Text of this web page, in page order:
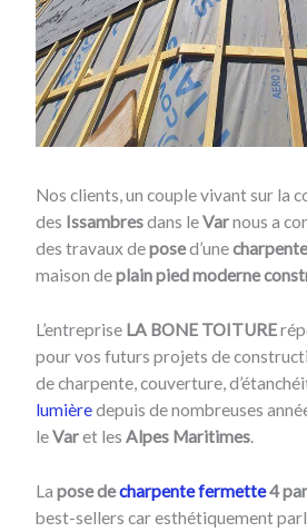
Nos clients, un couple vivant sur la
des Issambresdans leVarnous a
des travaux deposed’une
maison deplain pied moderne
L’entreprise LA BONE TOITURE
pour vos futurs projets de
de charpente, couverture,
lumièredepuis de nombreuses
leVaret lesAlpes Maritimes.
La pose decharpente fermette4
best-sellers car esthétiquement